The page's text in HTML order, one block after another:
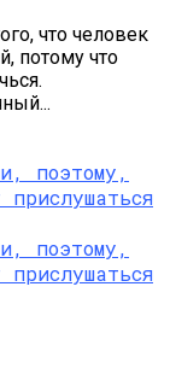
что человек
потому что